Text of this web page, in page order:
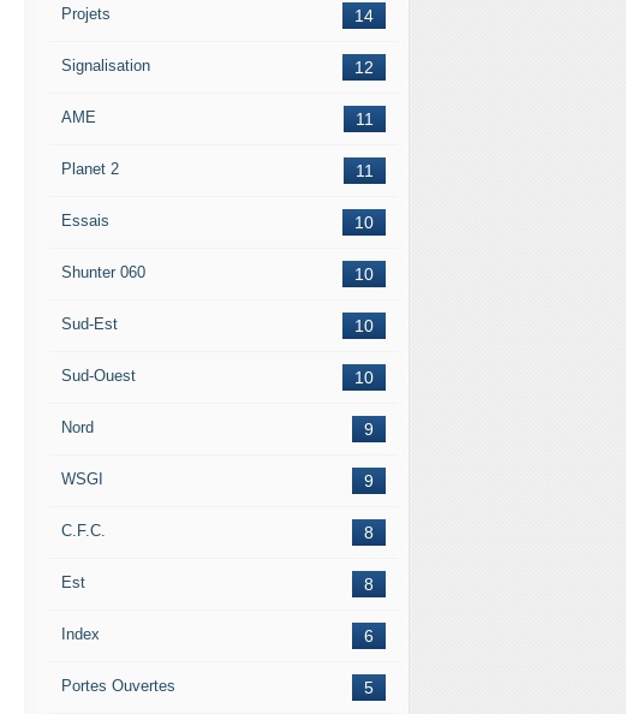
14
Projets
12
Signalisation
11
AME
11
Planet 2
10
Essais
10
Shunter 060
10
Sud-Est
10
Sud-Ouest
9
Nord
9
WSGI
8
C.F.C.
8
Est
6
Index
5
Portes Ouvertes